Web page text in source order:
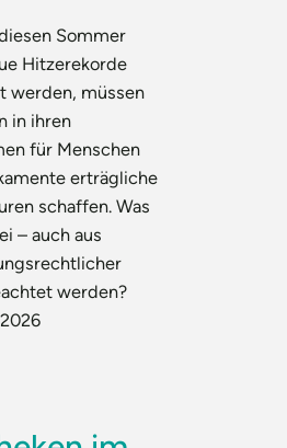
Sommer
Hitzerekorde
werden, müssen
in ihren
für Menschen
erträgliche
schaffen. Was
– auch aus
werden?